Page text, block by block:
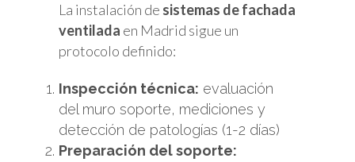
La instalación de sistemas de fachada
ventilada en Madrid sigue un
protocolo definido:
Inspección técnica: evaluación
del muro soporte, mediciones y
detección de patologías (1-2 días)
Preparación del soporte: